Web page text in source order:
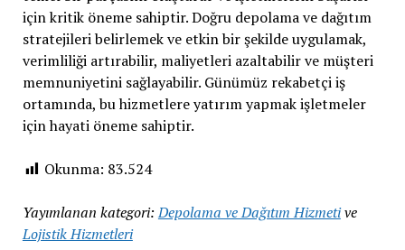
için kritik öneme sahiptir. Doğru depolama ve dağıtım
stratejileri belirlemek ve etkin bir şekilde uygulamak,
verimliliği artırabilir, maliyetleri azaltabilir ve müşteri
memnuniyetini sağlayabilir. Günümüz rekabetçi iş
ortamında, bu hizmetlere yatırım yapmak işletmeler
için hayati öneme sahiptir.
Okunma: 83.524
Yayımlanan kategori: Depolama ve Dağıtım Hizmetive
Lojistik Hizmetleri